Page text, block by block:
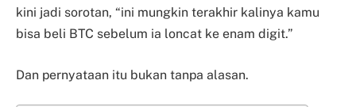
kini jadi sorotan, “ini mungkin terakhir kalinya kamu
bisa beli BTC sebelum ia loncat ke enam digit.”
Dan pernyataan itu bukan tanpa alasan.